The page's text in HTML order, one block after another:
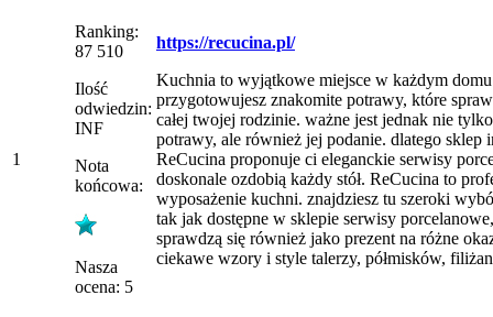
1
Ranking:
87 510
Ilość
odwiedzin:
INF
Nota
końcowa:
Nasza
ocena: 5
https://recucina.pl/
Kuchnia to wyjątkowe miejsce w każdym
przygotowujesz znakomite potrawy, które
całej twojej rodzinie. ważne jest jednak nie
potrawy, ale również jej podanie. dlatego sklep
ReCucina proponuje ci eleganckie serwisy
doskonale ozdobią każdy stół. ReCucina to
wyposażenie kuchni. znajdziesz tu szeroki
tak jak dostępne w sklepie serwisy
sprawdzą się również jako prezent na różne
ciekawe wzory i style talerzy, półmisków,